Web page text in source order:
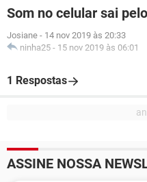
Som no celular sai
Josiane - 14 nov 2019 às 20:33
ninha25 - 15 nov 2019 às 06:01
1 Respostas
ASSINE NOSSA